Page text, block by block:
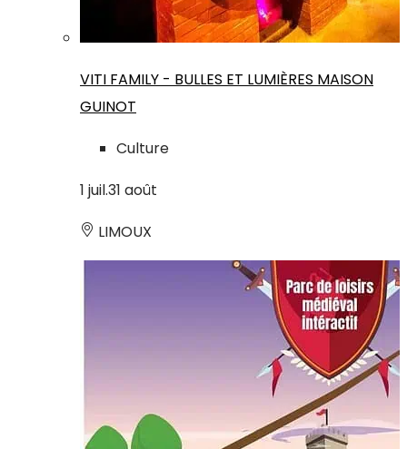
VITI FAMILY - BULLES ET LUMIÈRES MAISON
GUINOT
Culture
1 juil.31 août
LIMOUX